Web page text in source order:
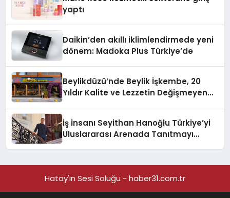
yaptı
Daikin’den akıllı iklimlendirmede yeni
dönem: Madoka Plus Türkiye’de
Beylikdüzü’nde Beylik İşkembe, 20
Yıldır Kalite ve Lezzetin Değişmeyen
İş İnsanı Seyithan Hanoğlu Türkiye’yi
Uluslararası Arenada Tanıtmayı
Hatay'ın Sesi Soluğu - haber31.com.tr